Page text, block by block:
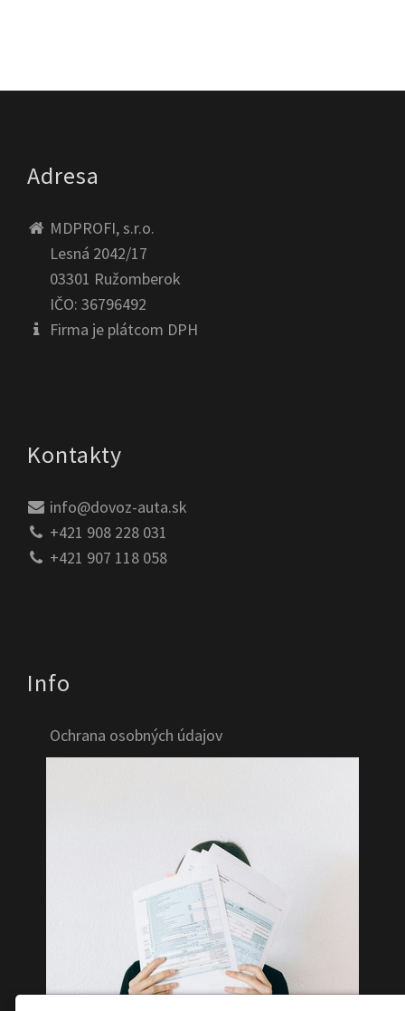
Adresa
MDPROFI, s.r.o.
Lesná 2042/17
03301 Ružomberok
IČO: 36796492
Firma je plátcom DPH
Kontakty
info@dovoz-auta.sk
+421 908 228 031
+421 907 118 058
Info
Ochrana osobných údajov